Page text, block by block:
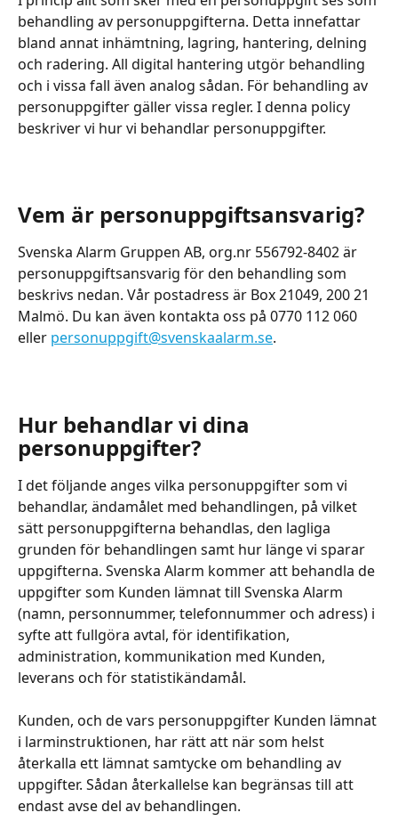
behandling av personuppgifterna. Detta innefattar
bland annat inhämtning, lagring, hantering, delning
och radering. All digital hantering utgör behandling
och i vissa fall även analog sådan. För behandling av
personuppgifter gäller vissa regler. I denna policy
beskriver vi hur vi behandlar personuppgifter.
Vem är personuppgiftsansvarig?
Svenska Alarm Gruppen AB, org.nr 556792-8402 är
personuppgiftsansvarig för den behandling som
beskrivs nedan. Vår postadress är Box 21049, 200 21
Malmö. Du kan även kontakta oss på 0770 112 060
eller personuppgift@svenskaalarm.se.
Hur behandlar vi dina
personuppgifter?
I det följande anges vilka personuppgifter som vi
behandlar, ändamålet med behandlingen, på vilket
sätt personuppgifterna behandlas, den lagliga
grunden för behandlingen samt hur länge vi sparar
uppgifterna. Svenska Alarm kommer att behandla de
uppgifter som Kunden lämnat till Svenska Alarm
(namn, personnummer, telefonnummer och adress) i
syfte att fullgöra avtal, för identifikation,
administration, kommunikation med Kunden,
leverans och för statistikändamål.
Kunden, och de vars personuppgifter Kunden lämnat
i larminstruktionen, har rätt att när som helst
återkalla ett lämnat samtycke om behandling av
uppgifter. Sådan återkallelse kan begränsas till att
endast avse del av behandlingen.